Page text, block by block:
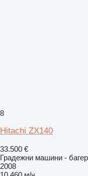
8
Hitachi ZX140
33.500 €
Градежни машини -
2008